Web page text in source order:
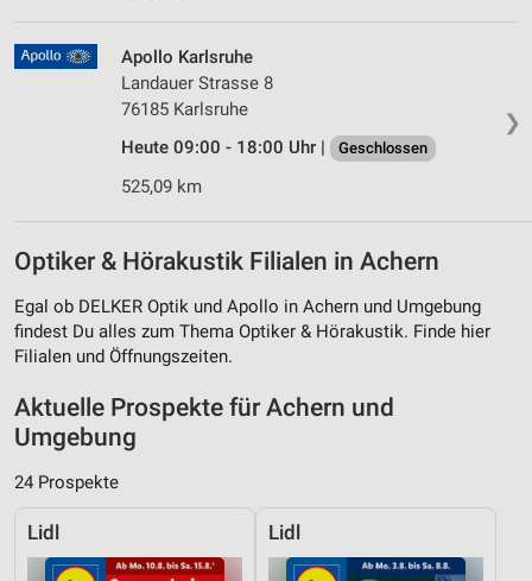
❯
Apollo Karlsruhe
Landauer Strasse 8
76185 Karlsruhe
Heute 09:00 - 18:00 Uhr |
Geschlossen
525,09 km
Optiker & Hörakustik Filialen in Achern
Egal ob DELKER Optik und Apollo in Achern und Umgebung
findest Du alles zum Thema Optiker & Hörakustik. Finde hier
Filialen und Öffnungszeiten.
Aktuelle Prospekte für Achern und
Umgebung
24 Prospekte
Lidl Lidl